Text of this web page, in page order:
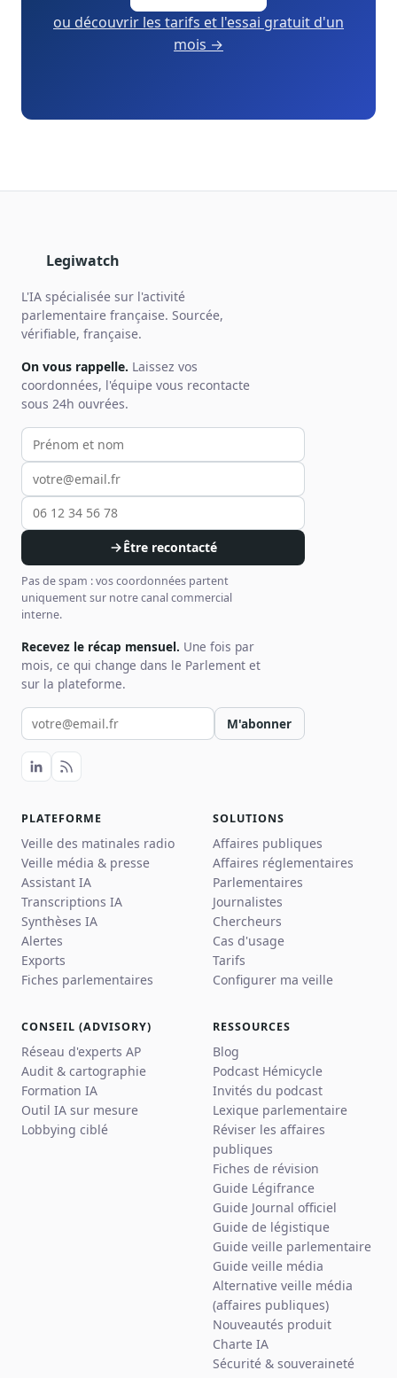
ou découvrir les tarifs et l'essai gratuit d'un
mois →
Legiwatch
L'IA spécialisée sur l'activité
parlementaire française. Sourcée,
vérifiable, française.
On vous rappelle. Laissez vos
coordonnées, l'équipe vous recontacte
sous 24h ouvrées.
Votre prénom et nom
Votre email
Votre téléphone
Être recontacté
Pas de spam : vos coordonnées partent
uniquement sur notre canal commercial
interne.
Recevez le récap mensuel. Une fois par
mois, ce qui change dans le Parlement et
sur la plateforme.
Votre email pour la newsletter
M'abonner
PLATEFORME
Veille des matinales radio
Veille média & presse
Assistant IA
Transcriptions IA
Synthèses IA
Alertes
Exports
Fiches parlementaires
SOLUTIONS
Affaires publiques
Affaires réglementaires
Parlementaires
Journalistes
Chercheurs
Cas d'usage
Tarifs
Configurer ma veille
CONSEIL (ADVISORY)
Réseau d'experts AP
Audit & cartographie
Formation IA
Outil IA sur mesure
Lobbying ciblé
RESSOURCES
Blog
Podcast Hémicycle
Invités du podcast
Lexique parlementaire
Réviser les affaires
publiques
Fiches de révision
Guide Légifrance
Guide Journal officiel
Guide de légistique
Guide veille parlementaire
Guide veille média
Alternative veille média
(affaires publiques)
Nouveautés produit
Charte IA
Sécurité & souveraineté